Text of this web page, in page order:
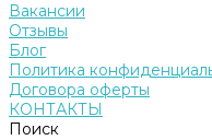
Вакансии
Отзывы
Блог
Политика
Договора оферты
КОНТАКТЫ
Поиск